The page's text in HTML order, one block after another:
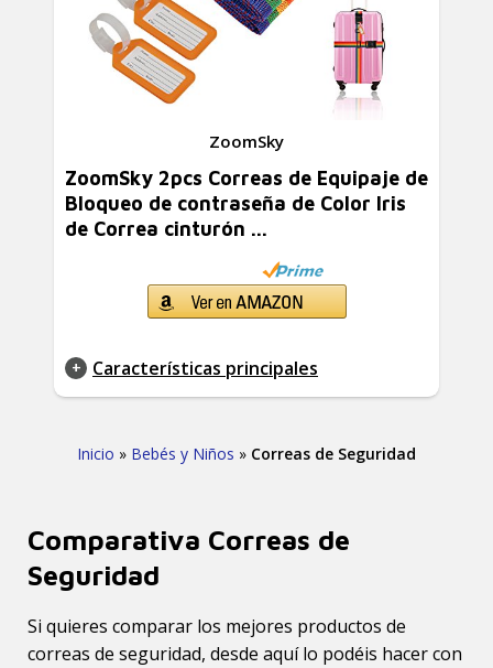
ZoomSky
ZoomSky 2pcs Correas de Equipaje de
Bloqueo de contraseña de Color Iris
de Correa cinturón ...
Características principales
Inicio » Bebés y Niños » Correas de Seguridad
Comparativa Correas de
Seguridad
Si quieres comparar los mejores productos de
correas de seguridad, desde aquí lo podéis hacer con